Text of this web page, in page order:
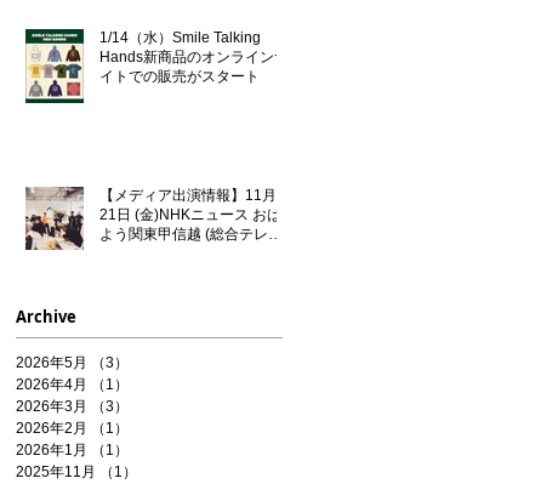
1/14（水）Smile Talking
Hands新商品のオンラインサ
イトでの販売がスタート
【メディア出演情報】11月
21日 (金)NHKニュース おは
よう関東甲信越 (総合テレビ)
Archive
2026年5月 （3）
2026年4月
（1）
2026年3月
（3）
2026年2月
（1）
2026年1月
（1）
2025年11月
（1）